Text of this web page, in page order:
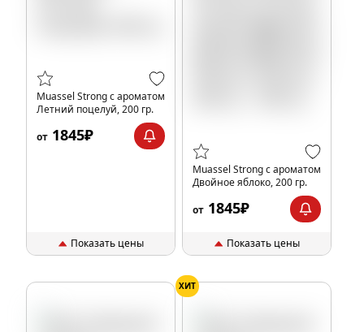
Muassel Strong с ароматом
Летний поцелуй, 200 гр.
от 1845₽
Показать цены
Muassel Strong с ароматом
Двойное яблоко, 200 гр.
от 1845₽
Показать цены
ХИТ